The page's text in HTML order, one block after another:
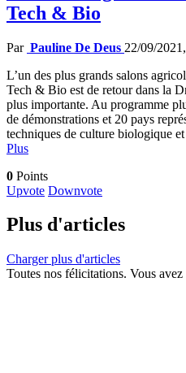
Tech & Bio
Par Pauline De Deus 22/09/
L’un des plus grands salons
Tech & Bio est de retour dans la
plus importante. Au programme
de démonstrations et 20 pays
techniques de culture biologique
Plus
0 Points
Upvote Downvote
Plus d'articles
Charger plus d'articles
Toutes nos félicitations. Vous